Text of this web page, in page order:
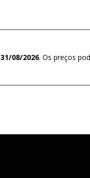
31/08/2026. Os preços